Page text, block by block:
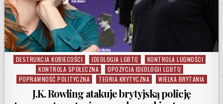
Posted in
DESTRUKCJA KOBIECOŚCI IDEOLOGIA LGBTQ
KONTROLA LUDNOŚCI
KONTROLA SPOŁECZNA
OPOZYCJA IDEOLOGII LGBTQ
POPRAWNOŚĆ POLITYCZNA
TEORIA KRYTYCZNA WIELKA BRYTANIA
J.K. Rowling atakuje brytyjską policję